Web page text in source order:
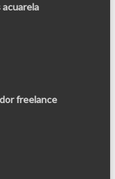
acuarela
freelance